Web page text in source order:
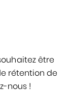
être
rétention de
nous !